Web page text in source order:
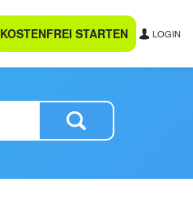
KOSTENFREI STARTEN LOGIN